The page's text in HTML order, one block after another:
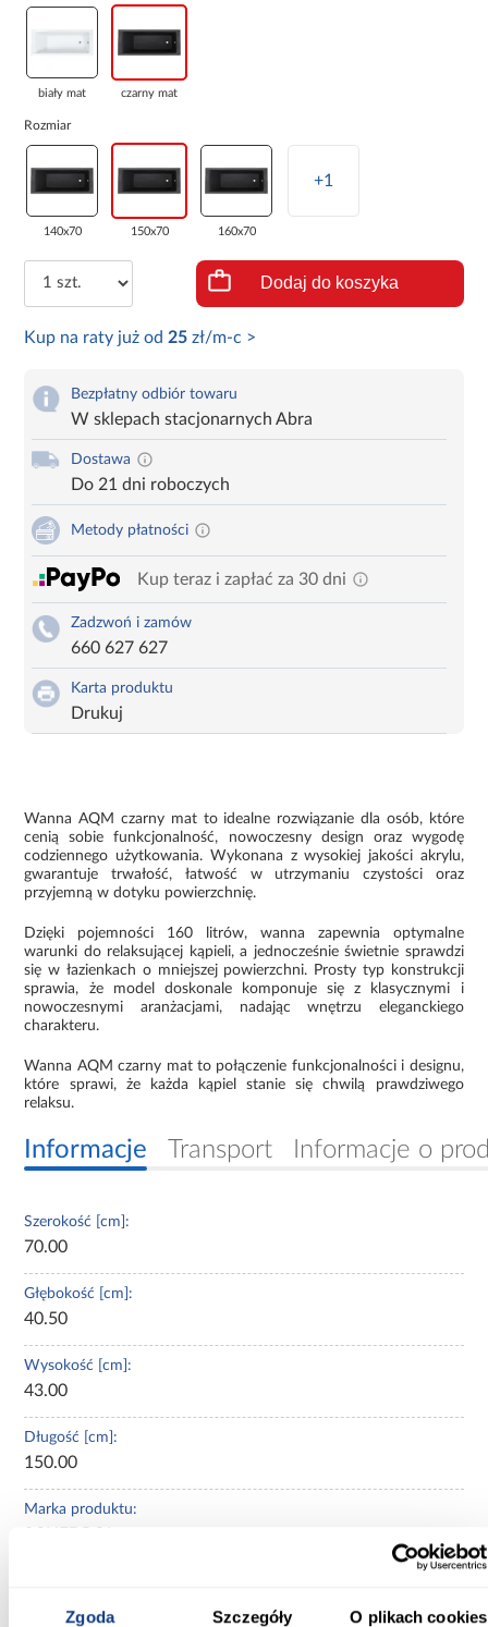
Zgoda Szczegóły O plikach cookies
biały mat czarny mat
Rozmiar
140x70 150x70 160x70
+1
Dodaj do koszyka
Kup na raty już od 25 zł/m-c >
Bezpłatny odbiór towaru
W sklepach stacjonarnych Abra
Dostawa
Do 21 dni roboczych
Metody płatności
Kup teraz i zapłać za 30 dni
Zadzwoń i zamów
660 627 627
Karta produktu
Drukuj
Wanna AQM czarny mat to idealne rozwiązanie dla osób, które
cenią sobie funkcjonalność, nowoczesny design oraz wygodę
codziennego użytkowania. Wykonana z wysokiej jakości akrylu,
gwarantuje trwałość, łatwość w utrzymaniu czystości oraz
przyjemną w dotyku powierzchnię.
Dzięki pojemności 160 litrów, wanna zapewnia optymalne
warunki do relaksującej kąpieli, a jednocześnie świetnie sprawdzi
się w łazienkach o mniejszej powierzchni. Prosty typ konstrukcji
sprawia, że model doskonale komponuje się z klasycznymi i
nowoczesnymi aranżacjami, nadając wnętrzu eleganckiego
charakteru.
Wanna AQM czarny mat to połączenie funkcjonalności i designu,
które sprawi, że każda kąpiel stanie się chwilą prawdziwego
relaksu.
Informacje Transport Informacje o
Szerokość [cm]:
70.00
Głębokość [cm]:
40.50
Wysokość [cm]:
43.00
Długość [cm]:
150.00
Marka produktu: